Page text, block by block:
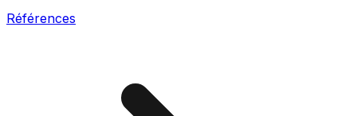
Références